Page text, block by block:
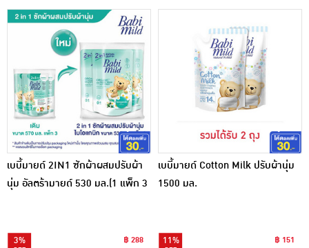
เบบี้มายด์ 2IN1 ซักผ้าผสมปรับผ้า
นุ่ม อัลตร้ามายด์ 530 มล.(1 แพ็ก 3
3%
฿ 288
เบบี้มายด์ Cotton Milk ปรับผ้านุ่ม
1500 มล.
11%
฿ 151